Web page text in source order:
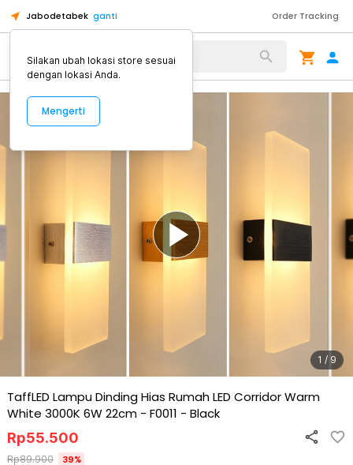
Jabodetabek ganti Order Tracking
Alat Kopi
1 / 9
TaffLED Lampu Dinding Hias Rumah LED Corridor Warm
White 3000K 6W 22cm - F0011 - Black
Rp55.500
Rp89.900 39%
Silakan ubah lokasi store sesuai
dengan lokasi Anda.
Mengerti